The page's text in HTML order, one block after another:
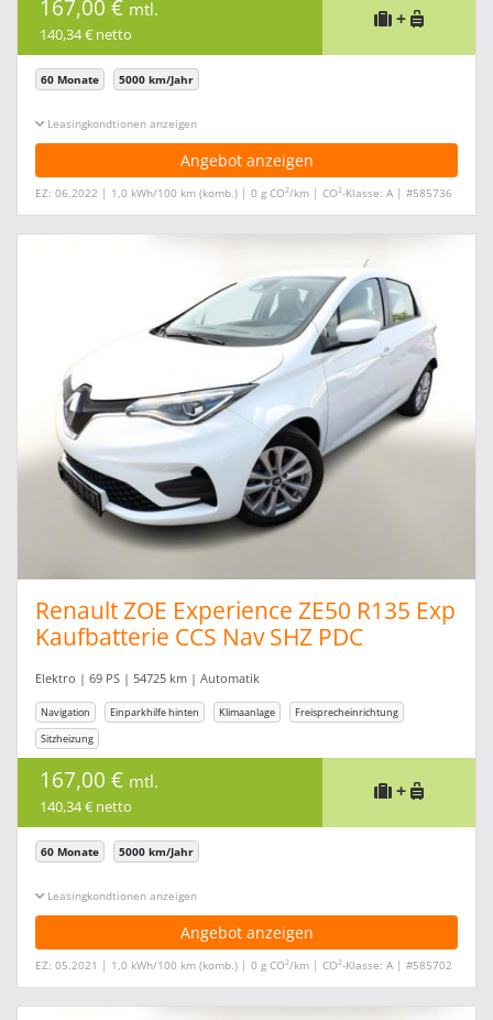
167,00 € mtl.
140,34 € netto
+
60 Monate 5000 km/Jahr
Leasingkonditionen ein-/ausblenden
Angebot anzeigen
EZ: 06.2022 | 1,0 kWh/100 km (komb.) | 0 g CO2/km | CO2-Klasse: A | #585736
Renault ZOE Experience ZE50 R135 Exp
Kaufbatterie CCS Nav SHZ PDC
Elektro | 69 PS | 54725 km | Automatik
Navigation Einparkhilfe hinten Klimaanlage
Freisprecheinrichtung
Sitzheizung
167,00 € mtl.
140,34 € netto
+
60 Monate 5000 km/Jahr
Leasingkonditionen ein-/ausblenden
Angebot anzeigen
EZ: 05.2021 | 1,0 kWh/100 km (komb.) | 0 g CO2/km | CO2-Klasse: A | #585702